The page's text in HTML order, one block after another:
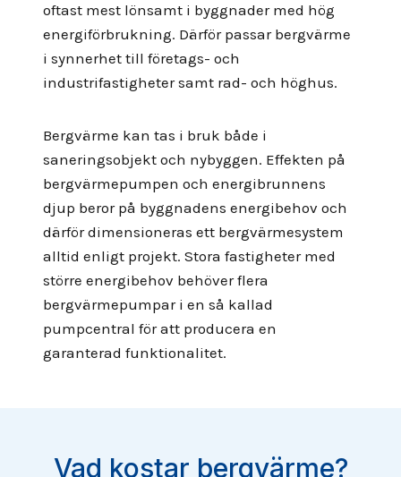
oftast mest lönsamt i byggnader med hög
energiförbrukning. Därför passar bergvärme
i synnerhet till företags- och
industrifastigheter samt rad- och höghus.
Bergvärme kan tas i bruk både i
saneringsobjekt och nybyggen. Effekten på
bergvärmepumpen och energibrunnens
djup beror på byggnadens energibehov och
därför dimensioneras ett bergvärmesystem
alltid enligt projekt. Stora fastigheter med
större energibehov behöver flera
bergvärmepumpar i en så kallad
pumpcentral för att producera en
garanterad funktionalitet.
Vad kostar bergvärme?